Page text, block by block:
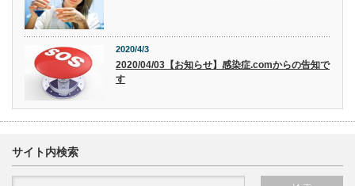
2020/4/3
2020/04/03【お知らせ】感染症.comからの告知で
す
サイト内検索